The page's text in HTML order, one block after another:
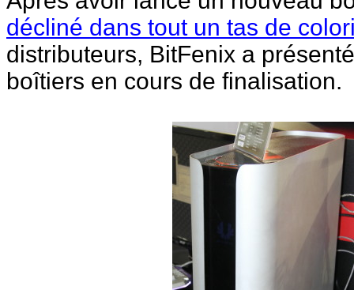
décliné dans tout un tas de
distributeurs, BitFenix a
boîtiers en cours de finalisation.